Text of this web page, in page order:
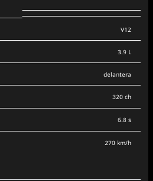
V12
3.9 L
delantera
320 ch
6.8 s
270 km/h